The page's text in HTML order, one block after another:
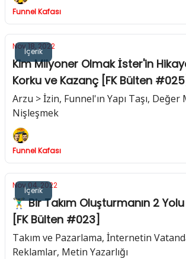
Funnel Kafası
İçerik
Nov 18, 2022
Kim Milyoner Olmak İster'in
Korku ve Kazanç [FK Bülten
Arzu > İzin, Funnel'ın Yapı Taşı, Değer
Nişleşmek
Funnel Kafası
İçerik
Nov 04, 2022
🏋️‍♂️ Bir Takım Oluşturmanın 2
[FK Bülten #023]
Takım ve Pazarlama, İnternetin
Reklamlar, Metin Yazarlığı